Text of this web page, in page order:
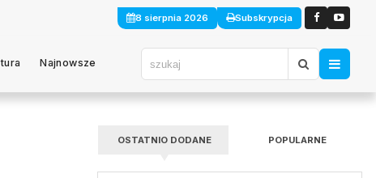
8 sierpnia 2026 Subskrypcja
Najnowsze
OSTATNIO DODANE POPULARNE